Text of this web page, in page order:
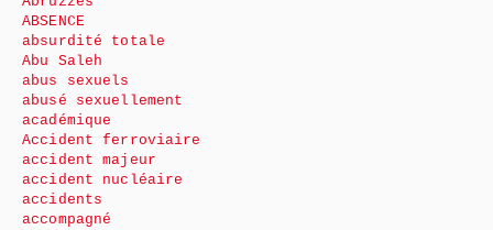
ABSENCE
absurdité totale
Abu Saleh
abus sexuels
abusé sexuellement
académique
Accident ferroviaire
accident majeur
accident nucléaire
accidents
accompagné